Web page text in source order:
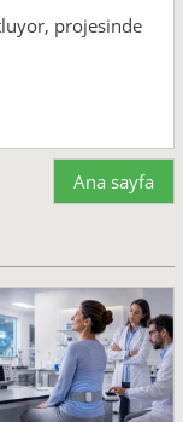
projesinde
Ana sayfa